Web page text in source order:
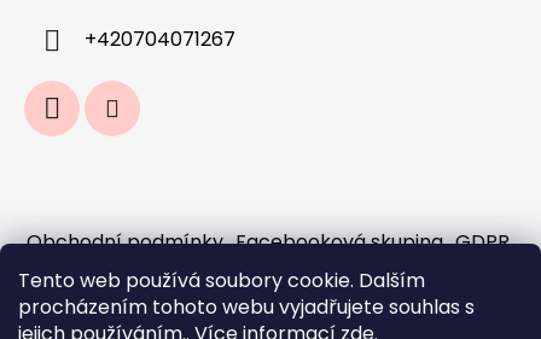
Tento web používá soubory cookie. Dalším
procházením tohoto webu vyjadřujete souhlas s
+420704071267
Obchodní podmínky Facebooková skupina GDPR
Jak fungují předobjednávky a sloučení
objednávek?
Doprava a platba